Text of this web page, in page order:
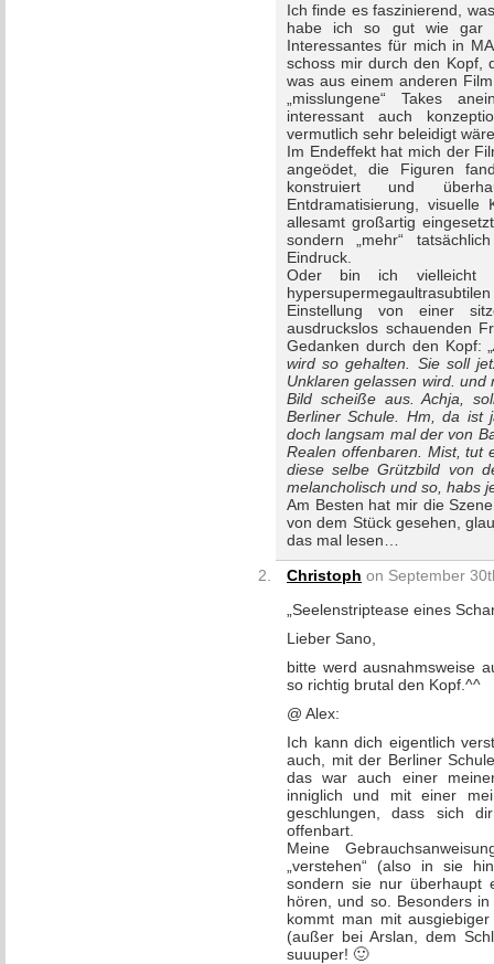
Ich finde es faszinierend,
habe ich so gut wie gar
Interessantes für mich in
schoss mir durch den Kopf,
was aus einem anderen
„misslungene“ Takes
interessant auch
vermutlich sehr beleidigt
Im Endeffekt hat mich der
angeödet, die Figuren
konstruiert und
Entdramatisierung,
allesamt großartig
sondern „mehr“
Eindruck.
Oder bin ich vielleicht
Einstellung von einer
ausdruckslos schauenden
Gedanken durch den Kopf: „
wird so gehalten. Sie soll
Unklaren gelassen wird.
Bild scheiße aus. Achja,
Berliner Schule. Hm, da ist
doch langsam mal der von
Realen offenbaren. Mist, tut
diese selbe Grützbild von
melancholisch und so, habs
Am Besten hat mir die
von dem Stück gesehen,
das mal lesen…
Christoph on September
„Seelenstriptease eines
Lieber Sano,
bitte werd ausnahmsweise
so richtig brutal den Kopf.^^
@ Alex:
Ich kann dich eigentlich
auch, mit der Berliner
das war auch einer
inniglich und mit einer
geschlungen, dass sich
offenbart.
Meine
„verstehen“ (also in sie
sondern sie nur überhaupt
hören, und so. Besonders
kommt man mit
(außer bei Arslan, dem
suuuper! 🙂